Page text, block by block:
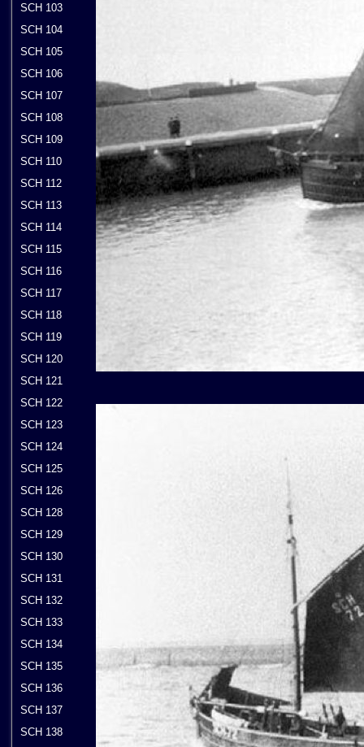
SCH 103
SCH 104
SCH 105
SCH 106
SCH 107
SCH 108
SCH 109
SCH 110
SCH 112
SCH 113
SCH 114
SCH 115
SCH 116
SCH 117
SCH 118
SCH 119
SCH 120
SCH 121
SCH 122
SCH 123
SCH 124
SCH 125
SCH 126
SCH 128
SCH 129
SCH 130
SCH 131
SCH 132
SCH 133
SCH 134
SCH 135
SCH 136
SCH 137
SCH 138